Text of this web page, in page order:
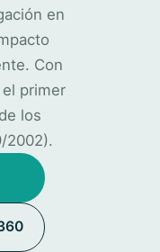
en
Con
primer
los
2002).